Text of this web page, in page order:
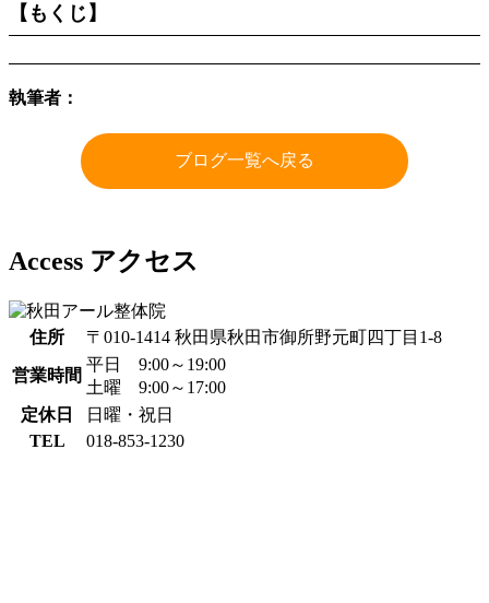
【もくじ】
執筆者：
ブログ一覧へ戻る
Access アクセス
住所 〒010-1414 秋田県秋田市御所野元町四丁目1-8
営業時間
平日 9:00～19:00
土曜 9:00～17:00
定休日
日曜・祝日
TEL
018-853-1230